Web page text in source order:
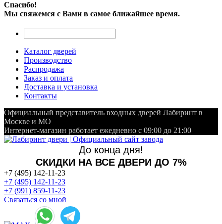
Спасибо!
Мы свяжемся с Вами в самое ближайшее время.
Каталог дверей
Производство
Распродажа
Заказ и оплата
Доставка и установка
Контакты
Официальный представитель входных дверей Лабиринт в
Москве и МО
Интернет-магазин работает ежедневно с 09:00 до 21:00
До конца дня!
СКИДКИ НА ВСЕ ДВЕРИ ДО 7%
+7 (495) 142-11-23
+7 (495) 142-11-23
+7 (991) 859-11-23
Связаться со мной